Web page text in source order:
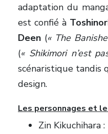
adaptation du
est confié à
Deen (« The
(« Shikimori n’est
scénaristique tandis
design.
Les personnages et
Zin Kikuchihara